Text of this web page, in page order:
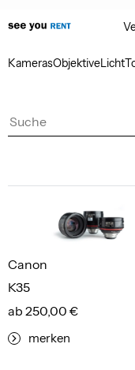
KamerasObjektiveLicht
K35
Canon
ab 250,00 €
merken